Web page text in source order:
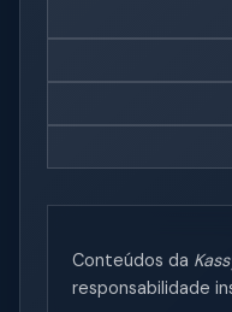
Conteúdos da
responsabilidade